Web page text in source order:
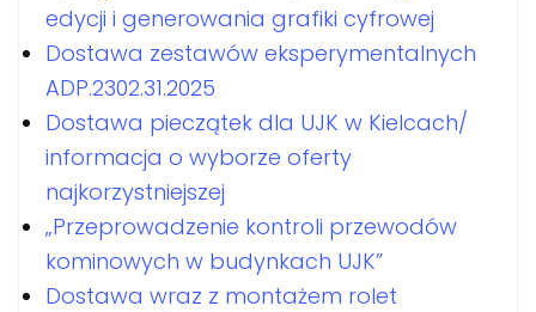
edycji i generowania grafiki cyfrowej
Dostawa zestawów eksperymentalnych
ADP.2302.31.2025
Dostawa pieczątek dla UJK w Kielcach/
informacja o wyborze oferty
najkorzystniejszej
„Przeprowadzenie kontroli przewodów
kominowych w budynkach UJK”
Dostawa wraz z montażem rolet